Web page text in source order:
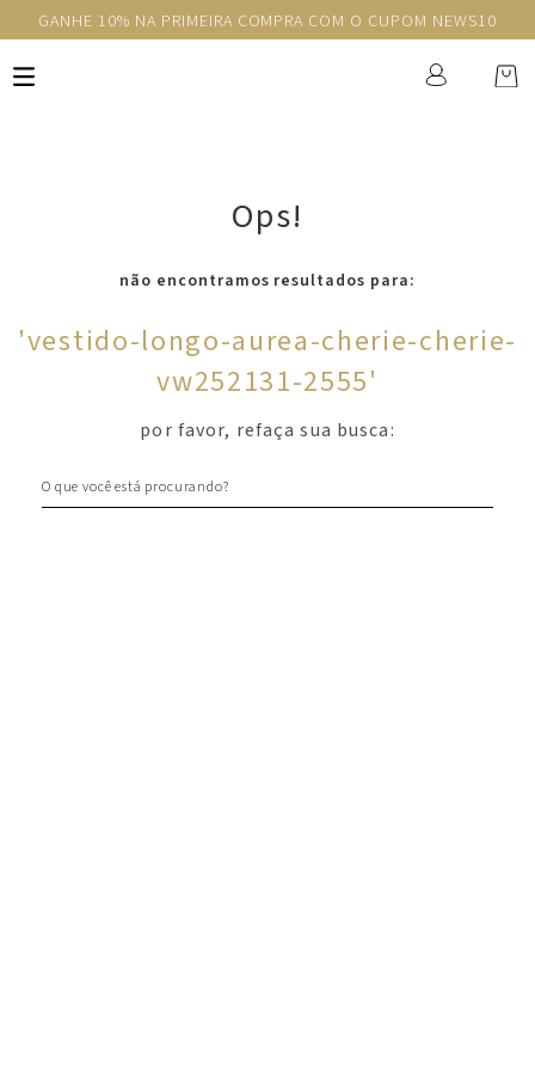
GANHE 10% NA PRIMEIRA COMPRA COM O CUPOM NEWS10
Ops!
não encontramos resultados para:
'vestido-longo-aurea-cherie-cherie-
vw252131-2555'
por favor, refaça sua busca: